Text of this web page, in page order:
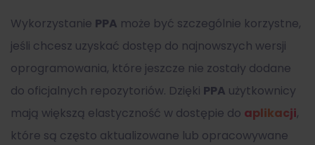
Wykorzystanie PPA może być szczególnie korzystne,
jeśli chcesz uzyskać dostęp do najnowszych wersji
oprogramowania, które jeszcze nie zostały dodane
do oficjalnych repozytoriów. Dzięki PPA użytkownicy
mają większą elastyczność w dostępie do aplikacji,
które są często aktualizowane lub opracowywane